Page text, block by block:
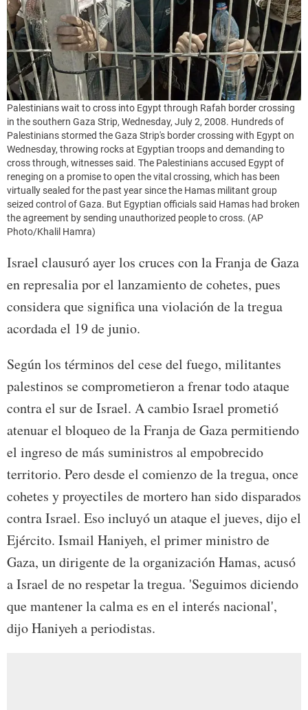
Palestinians wait to cross into Egypt through Rafah border crossing
in the southern Gaza Strip, Wednesday, July 2, 2008. Hundreds of
Palestinians stormed the Gaza Strip's border crossing with Egypt on
Wednesday, throwing rocks at Egyptian troops and demanding to
cross through, witnesses said. The Palestinians accused Egypt of
reneging on a promise to open the vital crossing, which has been
virtually sealed for the past year since the Hamas militant group
seized control of Gaza. But Egyptian officials said Hamas had broken
the agreement by sending unauthorized people to cross. (AP
Photo/Khalil Hamra)
Israel clausuró ayer los cruces con la Franja de Gaza
en represalia por el lanzamiento de cohetes, pues
considera que significa una violación de la tregua
acordada el 19 de junio.
Según los términos del cese del fuego, militantes
palestinos se comprometieron a frenar todo ataque
contra el sur de Israel. A cambio Israel prometió
atenuar el bloqueo de la Franja de Gaza permitiendo
el ingreso de más suministros al empobrecido
territorio. Pero desde el comienzo de la tregua, once
cohetes y proyectiles de mortero han sido disparados
contra Israel. Eso incluyó un ataque el jueves, dijo el
Ejército. Ismail Haniyeh, el primer ministro de
Gaza, un dirigente de la organización Hamas, acusó
a Israel de no respetar la tregua. 'Seguimos diciendo
que mantener la calma es en el interés nacional',
dijo Haniyeh a periodistas.